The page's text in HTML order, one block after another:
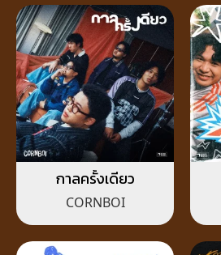
กาลครั้งเดียว
CORNBOI